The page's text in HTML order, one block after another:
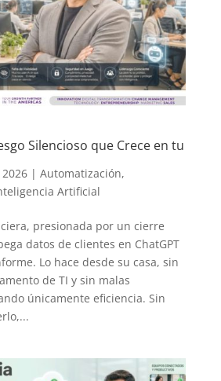
Silencioso que Crece en tu
2026| Automatización,
Artificial
presionada por un cierre
datos de clientes en ChatGPT
Lo hace desde su casa, sin
de TI y sin malas
únicamente eficiencia. Sin